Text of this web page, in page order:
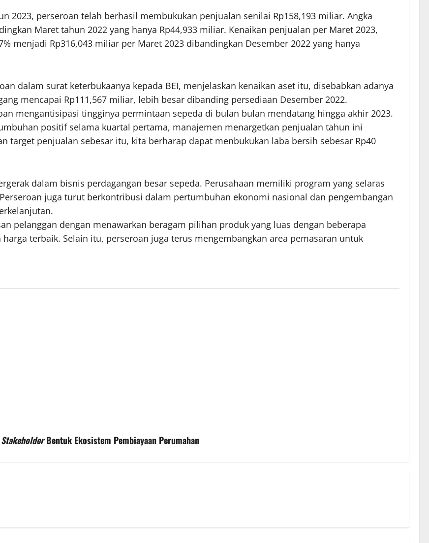
2023, perseroan telah berhasil membukukan penjualan senilai Rp158,193 miliar. Angka
Maret tahun 2022 yang hanya Rp44,933 miliar. Kenaikan penjualan per Maret 2023,
menjadi Rp316,043 miliar per Maret 2023 dibandingkan Desember 2022 yang hanya
dalam surat keterbukaanya kepada BEI, menjelaskan kenaikan aset itu, disebabkan adanya
mencapai Rp111,567 miliar, lebih besar dibanding persediaan Desember 2022.
mengantisipasi tingginya permintaan sepeda di bulan bulan mendatang hingga akhir 2023.
positif selama kuartal pertama, manajemen menargetkan penjualan tahun ini
target penjualan sebesar itu, kita berharap dapat menbukukan laba bersih sebesar Rp40
dalam bisnis perdagangan besar sepeda. Perusahaan memiliki program yang selaras
juga turut berkontribusi dalam pertumbuhan ekonomi nasional dan pengembangan
pelanggan dengan menawarkan beragam pilihan produk yang luas dengan beberapa
terbaik. Selain itu, perseroan juga terus mengembangkan area pemasaran untuk
Stakeholder Bentuk Ekosistem Pembiayaan Perumahan